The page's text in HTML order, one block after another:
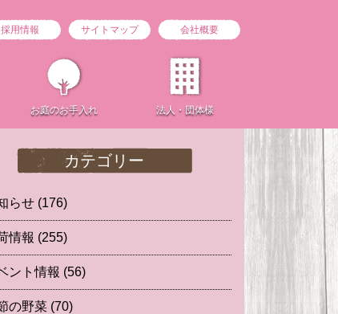
お庭のお手入れ 法人・団体様
採用情報 サイトマップ 会社概要
カテゴリー
らせ (176)
情報 (255)
ント情報 (56)
の野菜 (70)